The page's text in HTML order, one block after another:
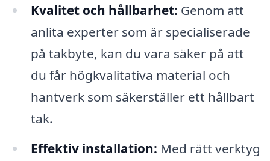
Kvalitet och hållbarhet: Genom att
anlita experter som är specialiserade
på takbyte, kan du vara säker på att
du får högkvalitativa material och
hantverk som säkerställer ett hållbart
tak.
Effektiv installation: Med rätt verktyg